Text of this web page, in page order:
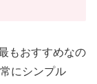
もおすすめなの
にシンプル